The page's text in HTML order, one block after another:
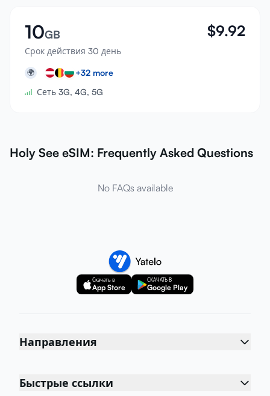
10GB
Срок действия 30 день
$9.92
🌍 +32 more
Сеть 3G, 4G, 5G
Holy See eSIM: Frequently Asked Questions
No FAQs available
Скачать в
App Store
СКАЧАТЬ В
Google Play
Направления
Быстрые ссылки